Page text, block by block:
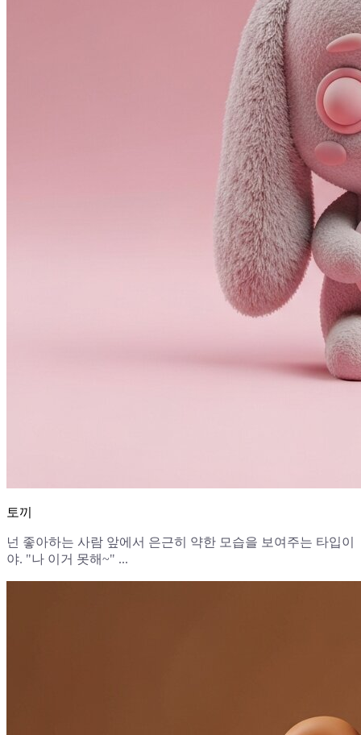
토끼
넌 좋아하는 사람 앞에서 은근히 약한 모습을 보여주는 타입이
야. "나 이거 못해~" ...